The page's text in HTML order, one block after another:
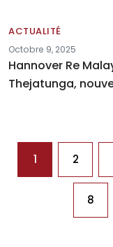
ACTUALITÉ
Octobre 9, 2025
Hannover Re
Thejatunga,
Pagination
1 2
8